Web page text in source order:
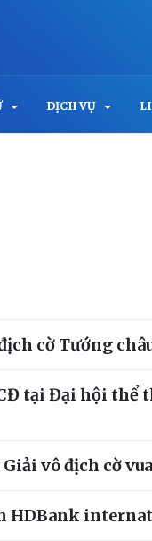
DỊCH VỤ
cờ Tướng
tại Đại hội
vô địch cờ
HDBank